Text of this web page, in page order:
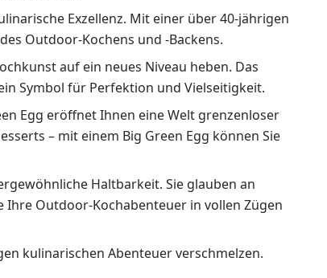
Exzellenz. Mit einer über 40-jährigen
Outdoor-Kochens und -Backens.
auf ein neues Niveau heben. Das
Symbol für Perfektion und Vielseitigkeit.
Egg eröffnet Ihnen eine Welt grenzenloser
– mit einem Big Green Egg können Sie
Haltbarkeit. Sie glauben an
Outdoor-Kochabenteuer in vollen Zügen
kulinarischen Abenteuer verschmelzen.